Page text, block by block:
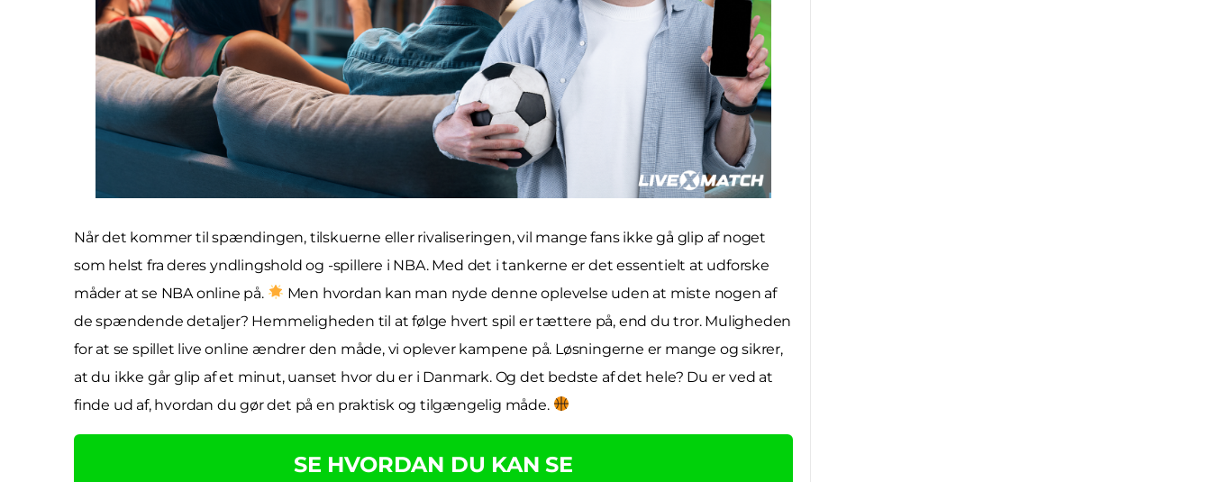
Når det kommer til spændingen, tilskuerne eller rivaliseringen, vil mange fans ikke gå glip af noget
som helst fra deres yndlingshold og -spillere i NBA. Med det i tankerne er det essentielt at udforske
måder at se NBA online på.
Men hvordan kan man nyde denne oplevelse uden at miste nogen af
de spændende detaljer? Hemmeligheden til at følge hvert spil er tættere på, end du tror. Muligheden
for at se spillet live online ændrer den måde, vi oplever kampene på. Løsningerne er mange og sikrer,
at du ikke går glip af et minut, uanset hvor du er i Danmark. Og det bedste af det hele? Du er ved at
finde ud af, hvordan du gør det på en praktisk og tilgængelig måde.
SE HVORDAN DU KAN SE